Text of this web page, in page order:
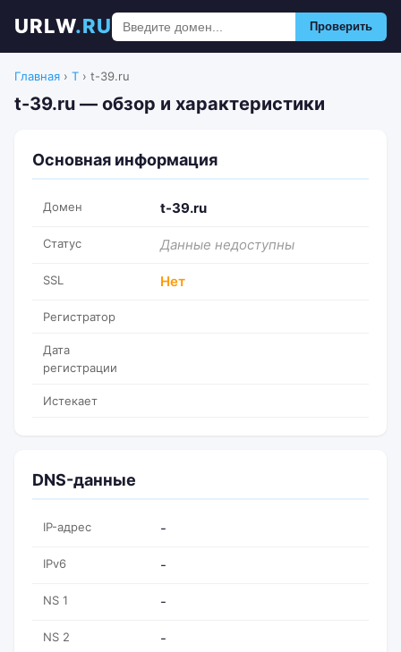
URLW.RU Проверить
Главная › T › t-39.ru
t-39.ru — обзор и характеристики
Основная информация
Домен t-39.ru
Статус Данные недоступны
SSL Нет
Регистратор
Дата
регистрации
Истекает
DNS-данные
IP-адрес -
IPv6 -
NS 1 -
NS 2 -